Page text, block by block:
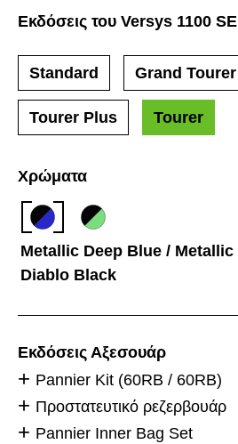
Χρώματα
Metallic Deep Blue / Metallic
Diablo Black
Εκδόσεις του Versys 1100 SE
Standard Grand Tourer
Tourer Plus Tourer
Εκδόσεις Αξεσουάρ
Pannier Kit (60RB / 60RB)
Προστατευτικό ρεζερβουάρ
Pannier Inner Bag Set